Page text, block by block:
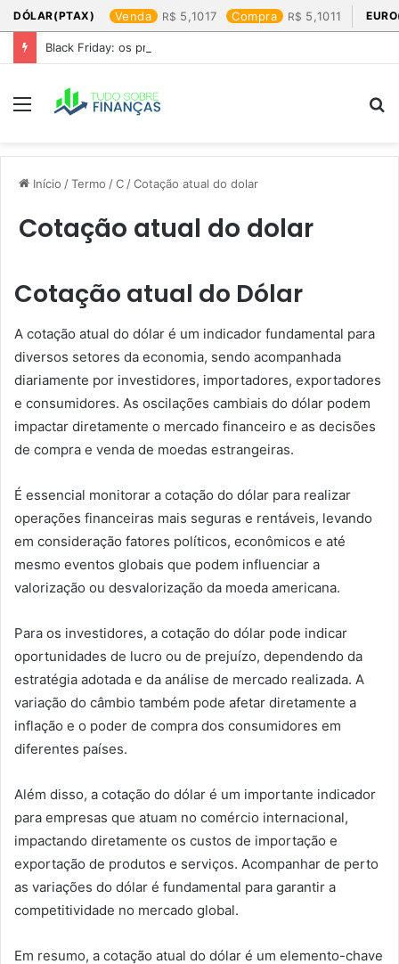
DÓLAR(PTAX) Venda 5,1017 Compra 5,1011
Black Friday: os produtos que mais valem a pena
Menu
Início /Termo /C /Cotação atual do dolar​
Cotação atual do dolar​
Cotação atual do Dólar
A cotação atual do dólar é um indicador fundamental para
diversos setores da economia, sendo acompanhada
diariamente por investidores, importadores, exportadores
e consumidores. As oscilações cambiais do dólar podem
impactar diretamente o mercado financeiro e as decisões
de compra e venda de moedas estrangeiras.
É essencial monitorar a cotação do dólar para realizar
operações financeiras mais seguras e rentáveis, levando
em consideração fatores políticos, econômicos e até
mesmo eventos globais que podem influenciar a
valorização ou desvalorização da moeda americana.
Para os investidores, a cotação do dólar pode indicar
oportunidades de lucro ou de prejuízo, dependendo da
estratégia adotada e da análise de mercado realizada. A
variação do câmbio também pode afetar diretamente a
inflação e o poder de compra dos consumidores em
diferentes países.
Além disso, a cotação do dólar é um importante indicador
para empresas que atuam no comércio internacional,
impactando diretamente os custos de importação e
exportação de produtos e serviços. Acompanhar de perto
as variações do dólar é fundamental para garantir a
competitividade no mercado global.
Em resumo, a cotação atual do dólar é um elemento-chave